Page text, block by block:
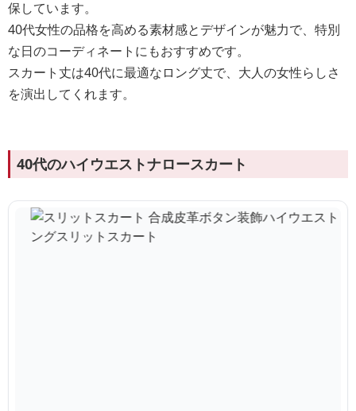
保しています。
40代女性の品格を高める素材感とデザインが魅力で、特別
な日のコーディネートにもおすすめです。
スカート丈は40代に最適なロング丈で、大人の女性らしさ
を演出してくれます。
40代のハイウエストナロースカート